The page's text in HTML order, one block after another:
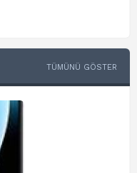
TÜMÜNÜ GÖSTER